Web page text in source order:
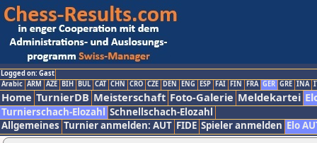
Logged on: Gast
Arabic ARM AZE BIH BUL CAT CHN CRO CZE DEN ENG ESP FAI FIN FRA GER GRE INA
Home TurnierDB Meisterschaft Foto-Galerie Meldekartei
Turnierschach-Elozahl Schnellschach-Elozahl
Allgemeines Turnier anmelden: AUT FIDE Spieler anmelden Elo